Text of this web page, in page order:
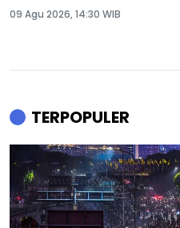
09 Agu 2026, 14:30 WIB
TERPOPULER